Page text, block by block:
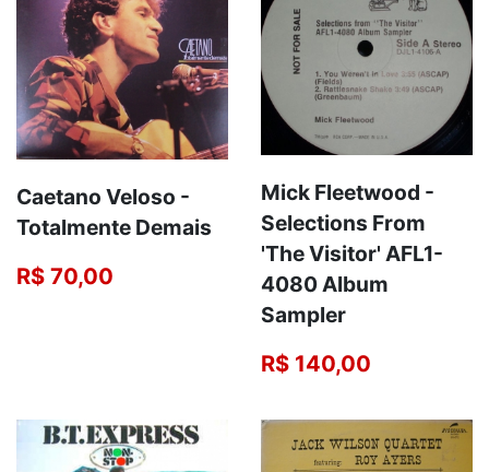
Caetano Veloso -
Totalmente Demais
R$ 70,00
Mick Fleetwood -
Selections From
'The Visitor' AFL1-
4080 Album
Sampler
R$ 140,00